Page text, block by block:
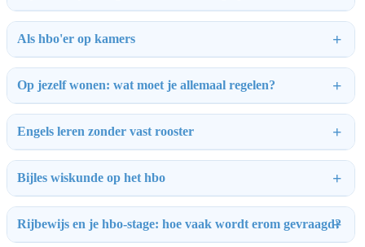
Als hbo'er op kamers
Op jezelf wonen: wat moet je allemaal regelen?
Engels leren zonder vast rooster
Bijles wiskunde op het hbo
Rijbewijs en je hbo-stage: hoe vaak wordt erom gevraagd?